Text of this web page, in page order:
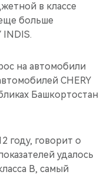
в классе
больше
INDIS.
на автомобили
CHERY
Башкортостан
году, говорит о
удалось
B, самый